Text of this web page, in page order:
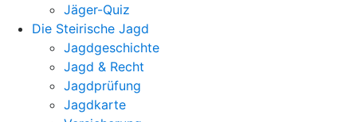
Jäger-Quiz
Die Steirische Jagd
Jagdgeschichte
Jagd & Recht
Jagdprüfung
Jagdkarte